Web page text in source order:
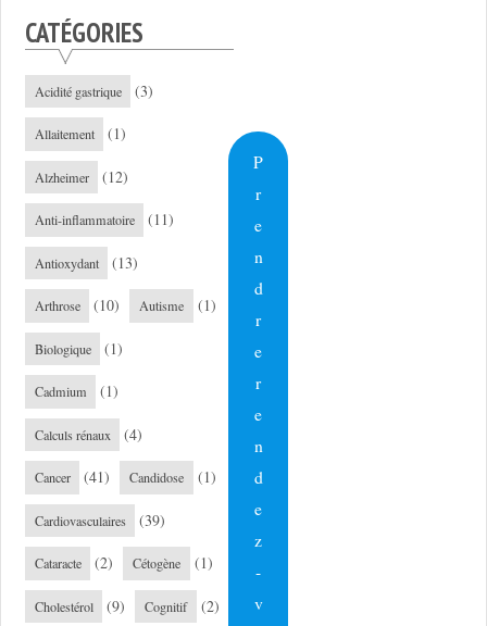
CATÉGORIES
Acidité gastrique (3)
Allaitement (1)
Alzheimer (12)
Anti-inflammatoire (11)
Antioxydant (13)
Arthrose (10) Autisme (1)
Biologique (1)
Cadmium (1)
Calculs rénaux (4)
Cancer (41) Candidose (1)
Cardiovasculaires (39)
Cataracte (2) Cétogène (1)
Cholestérol (9) Cognitif (2)
P
r
e
n
d
r
e
r
e
n
d
e
z
-
v